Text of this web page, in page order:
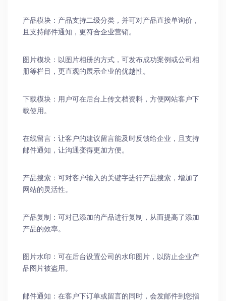
产品模块：产品支持二级分类，并可对产品直接单询价，
且支持邮件通知，更符合企业营销。
图片模块：以图片相册的方式，可发布成功案例或公司相
册等栏目，更直观的展示企业的优越性。
下载模块：用户可在后台上传文档资料，方便网站客户下
载使用。
在线留言：让客户的建议留言能及时反馈给企业，且支持
邮件通知，让沟通变得更加方便。
产品搜索：可对客户输入的关键字进行产品搜索，增加了
网站的灵活性。
产品复制：可对已添加的产品进行复制，从而提高了添加
产品的效率。
图片水印：可在后台设置公司的水印图片，以防止企业产
品图片被盗用。
邮件通知：在客户下订单或留言的同时，会发邮件到您指